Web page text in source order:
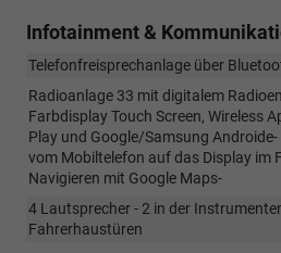
Infotainment &
Telefonfreisprechanlage über
Radioanlage 33 mit digitalem
Farbdisplay Touch Screen, Wireless
Play und Google/Samsung
vom Mobiltelefon auf das Display im
Navigieren mit Google Maps-
4 Lautsprecher - 2 in der
Fahrerhaustüren